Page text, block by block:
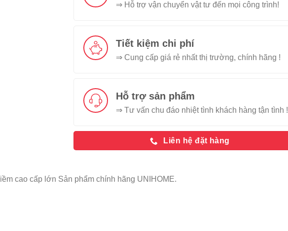
⇒ Hỗ trợ vận chuyển vật tư đến mọi công trình!
Tiết kiệm chi phí
⇒ Cung cấp giá rẻ nhất thị trường, chính hãng !
Hỗ trợ sản phẩm
⇒ Tư vấn chu đáo nhiệt tình khách hàng tận tình !
Liên hệ đặt hàng
cao cấp lớn Sản phẩm chính hãng UNIHOME.